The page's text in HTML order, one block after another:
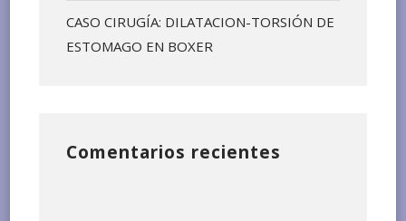
CASO CIRUGÍA: DILATACION-TORSIÓN DE
ESTOMAGO EN BOXER
Comentarios recientes